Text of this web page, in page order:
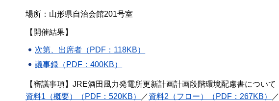
場所：山形県自治会館201号室
【開催結果】
次第、出席者（PDF：118KB）
議事録（PDF：400KB）
【審議事項】JRE酒田風力発電所更新計画計画段階環境配慮書について
資料1（概要）（PDF：520KB）
／資料2（フロー）（PDF：267KB） ／